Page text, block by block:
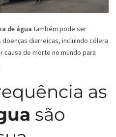
de água também pode ser
diarreicas, incluindo cólera
causa de morte no mundo para
as
são